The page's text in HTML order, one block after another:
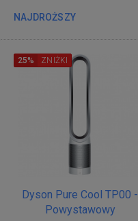
NAJDROŻSZY
Dyson Pure Cool TP00 -
Powystawowy
25% ZNIŻKI